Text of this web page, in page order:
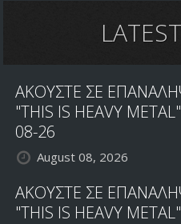
Disguise
ΑΚΟΥΣΤΕ ΣΕ
"THIS IS HEAVY
08-26
August 08, 2026
ΑΚΟΥΣΤΕ ΣΕ
"THIS IS HEAVY